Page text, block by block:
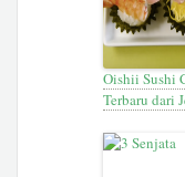
Oishii Sushi
Terbaru dari